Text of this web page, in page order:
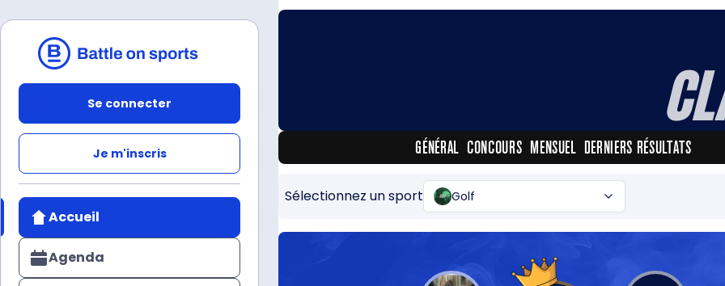
Se connecter
Je m'inscris
Accueil
Agenda
GÉNÉRAL CONCOURS MENSUEL DERNIERS RÉSULTATS
Sélectionnez un sport Golf